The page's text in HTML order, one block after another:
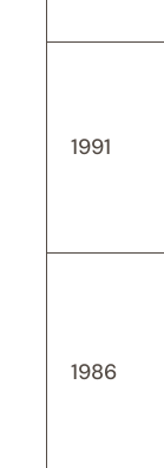
1991
1986